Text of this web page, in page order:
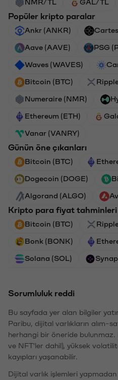
Popüler kripto paralar
Ankr (ANKR)
Aave (AAVE) PSG
Waves (WAVES)
Bitcoin (BTC)
Numeraire (NMR)
Ethereum (ETH)
Vanar (VANRY)
Günün öne çıkanları
Bitcoin (BTC)
Dogecoin (DOGE)
Algorand (ALGO)
Kripto para fiyat tahminleri
Bitcoin (BTC)
Bonk (BONK)
Solana (SOL)
Sorumluluk reddi
Bu sayfada yer alan bilgiler
Paribu, dijital varlıkların alım-
herhangi bir öneride
ve NFT'ler dahil), yüksek
kayıpları yaşanabilir.
Dijital varlık işlemleri